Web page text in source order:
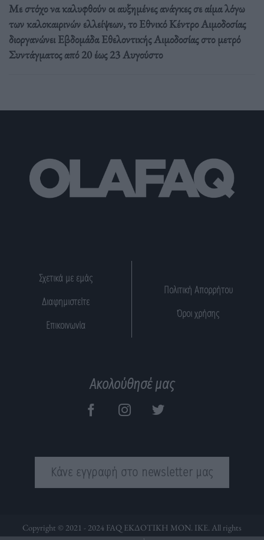
Με στόχο να καλυφθούν οι αυξημένες ανάγκες σε αίμα λόγω
των καλοκαιρινών ελλείψεων, το Εθνικό Κέντρο Αιμοδοσίας
διοργανώνει Εβδομάδα Εθελοντικής Αιμοδοσίας στο μετρό
Συντάγματος από 20 έως 23 Αυγούστο
Σχετικά με εμάς
Διαφημιστείτε
Επικοινωνία
Πολιτική Απορρήτου
Όροι χρήσης
Ακολούθησέ μας
Κάνε εγγραφή στο newsletter μας
Copyright © 2021 - 2024 FAQ ΕΚΔΟΤΙΚΗ ΜΟΝ. ΙΚΕ. All rights